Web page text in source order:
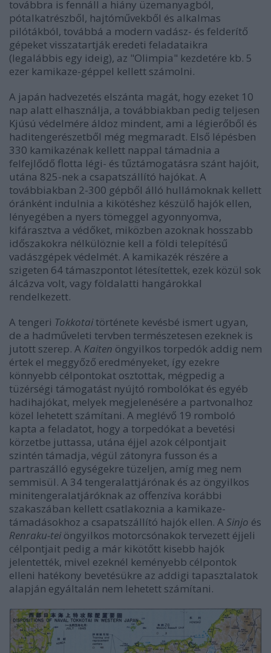
továbbra is fennáll a hiány üzemanyagból,
pótalkatrészből, hajtóművekből és alkalmas
pilótákból, továbbá a modern vadász- és felderítő
gépeket visszatartják eredeti feladataikra
(legalábbis egy ideig), az "Olimpia" kezdetére kb. 5
ezer kamikaze-géppel kellett számolni.
A japán hadvezetés elszánta magát, hogy ezeket 10
nap alatt elhasználja, a továbbiakban pedig teljesen
Kjúsú védelmére áldoz mindent, ami a légierőből és
haditengerészetből még megmaradt. Első lépésben
330 kamikazénak kellett nappal támadnia a
felfejlődő flotta légi- és tűztámogatásra szánt hajóit,
utána 825-nek a csapatszállító hajókat. A
továbbiakban 2-300 gépből álló hullámoknak kellett
óránként indulnia a kikötéshez készülő hajók ellen,
lényegében a nyers tömeggel agyonnyomva,
kifárasztva a védőket, miközben azoknak hosszabb
időszakokra nélkülöznie kell a földi telepítésű
vadászgépek védelmét. A kamikazék részére a
szigeten 64 támaszpontot létesítettek, ezek közül sok
álcázva volt, vagy földalatti hangárokkal
rendelkezett.
A tengeri Tokkotai története kevésbé ismert ugyan,
de a hadműveleti tervben természetesen ezeknek is
jutott szerep. A Kaiten öngyilkos torpedók addig nem
értek el meggyőző eredményeket, így ezekre
könnyebb célpontokat osztottak, mégpedig a
tüzérségi támogatást nyújtó rombolókat és egyéb
hadihajókat, melyek megjelenésére a partvonalhoz
közel lehetett számítani. A meglévő 19 romboló
kapta a feladatot, hogy a torpedókat a bevetési
körzetbe juttassa, utána éjjel azok célpontjait
szintén támadja, végül zátonyra fusson és a
partraszálló egységekre tüzeljen, amíg meg nem
semmisül. A 34 tengeralattjárónak és az öngyilkos
minitengeralatjáróknak az offenzíva korábbi
szakaszában kellett csatlakoznia a kamikaze-
támadásokhoz a csapatszállító hajók ellen. A Sinjo és
Renraku-tei öngyilkos motorcsónakok tervezett éjjeli
célpontjait pedig a már kikötőtt kisebb hajók
jelentették, mivel ezeknél keményebb célpontok
elleni hatékony bevetésükre az addigi tapasztalatok
alapján egyáltalán nem lehetett számítani.